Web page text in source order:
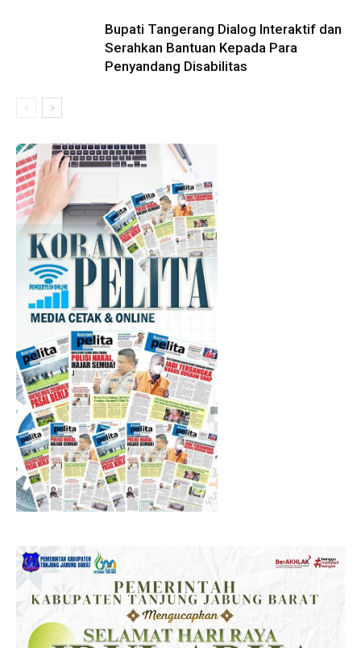
Bupati Tangerang Dialog Interaktif dan
Serahkan Bantuan Kepada Para
Penyandang Disabilitas